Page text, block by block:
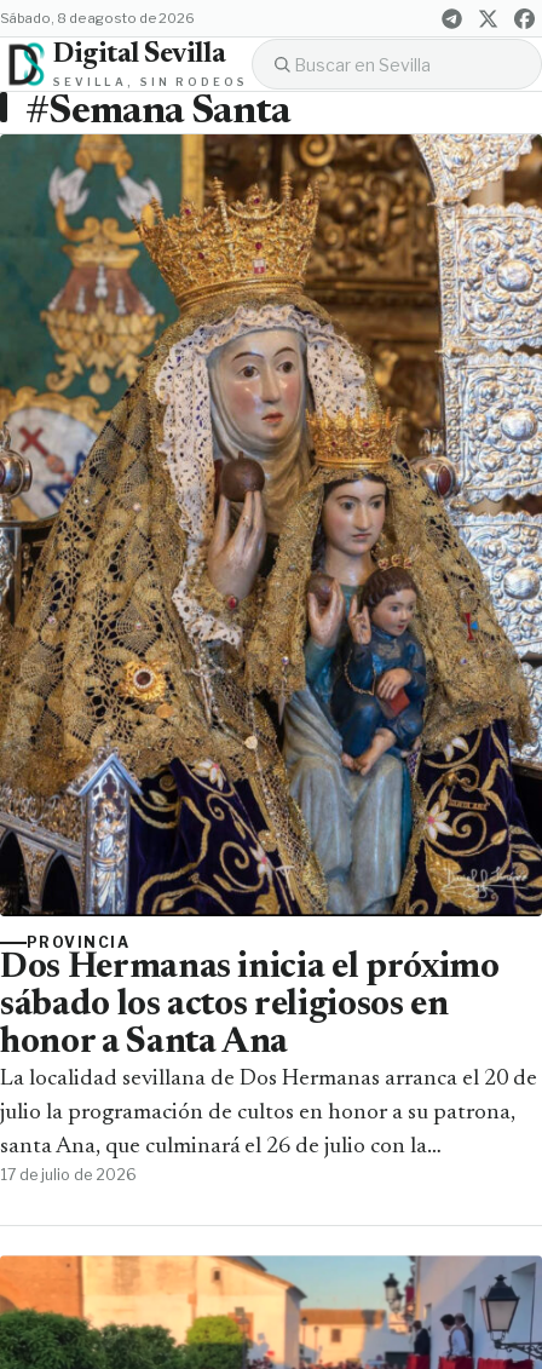
sábado, 8 de agosto de 2026
Digital Sevilla
SEVILLA, SIN RODEOS
#Semana Santa
PROVINCIA
Dos Hermanas inicia el próximo
sábado los actos religiosos en
honor a Santa Ana
La localidad sevillana de Dos Hermanas arranca el 20 de
julio la programación de cultos en honor a su patrona,
santa Ana, que culminará el 26 de julio con la…
17 de julio de 2026